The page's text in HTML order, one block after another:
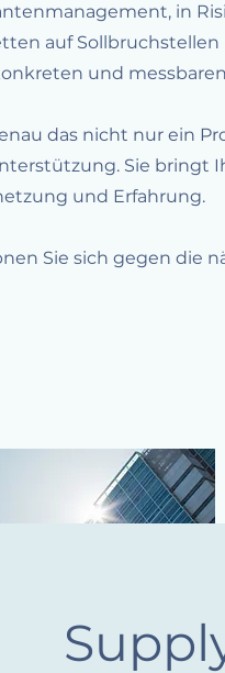
in
auf
und
das nicht nur ein
Sie bringt
und Erfahrung.
Sie sich gegen die